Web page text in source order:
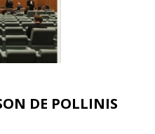
DE POLLINIS